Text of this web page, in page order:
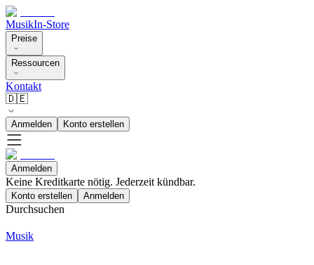
MusikIn-Store
Preise
Ressourcen
Kontakt
🇩🇪
Anmelden Konto erstellen
Anmelden
Keine Kreditkarte nötig. Jederzeit kündbar.
Konto erstellen Anmelden
Durchsuchen
Musik